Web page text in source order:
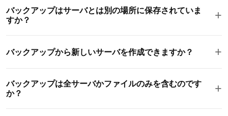
バを移動することができます。
間ではなく、保存ウィンドウ内の特定の時点にサーバを復元す
ることができます。これは、意外なデータの損失や破損からの
バックアップはサーバとは別の場所に保存されていま
すか？
+
にある別のインフラストラクチャに保存されます。これによ
も、バックアップは生き残ります。
バックアップから新しいサーバを作成できますか？ +
ーバを作成できます。環境をクローンしたり、ステージングサ
ーバを設定したり、水平方向にスケールしたりするのに最適で
バックアップは全サーバかファイルのみを含むのです
か？
+